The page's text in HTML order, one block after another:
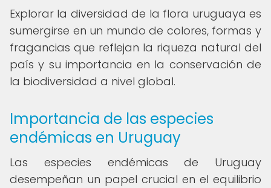
Explorar la diversidad de la flora uruguaya es
sumergirse en un mundo de colores, formas y
fragancias que reflejan la riqueza natural del
país y su importancia en la conservación de
la biodiversidad a nivel global.
Importancia de las especies
endémicas en Uruguay
Las especies endémicas de Uruguay
desempeñan un papel crucial en el equilibrio